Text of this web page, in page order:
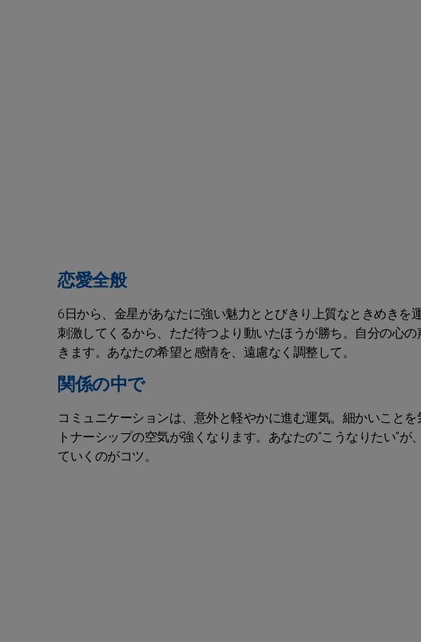
恋愛全般
6日から、金星があなたに強い魅力ととびきり上質なときめきを
刺激してくるから、ただ待つより動いたほうが勝ち。自分の心
きます。あなたの希望と感情を、遠慮なく調整して。
関係の中で
コミュニケーションは、意外と軽やかに進む運気。細かいこと
トナーシップの空気が強くなります。あなたの“こうなりたい”
ていくのがコツ。